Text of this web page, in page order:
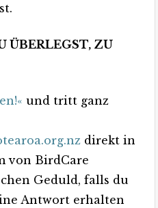
ÜBERLEGST, ZU
und tritt ganz
direkt in
von BirdCare
Geduld, falls du
Antwort erhalten